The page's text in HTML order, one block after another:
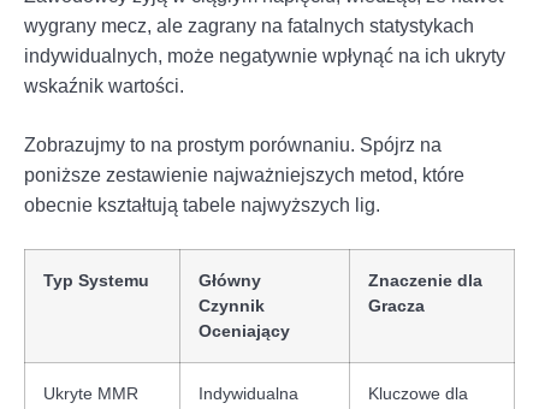
wygrany mecz, ale zagrany na fatalnych statystykach
indywidualnych, może negatywnie wpłynąć na ich ukryty
wskaźnik wartości.
Zobrazujmy to na prostym porównaniu. Spójrz na
poniższe zestawienie najważniejszych metod, które
obecnie kształtują tabele najwyższych lig.
Typ Systemu
Główny
Czynnik
Oceniający
Znaczenie dla
Gracza
Ukryte MMR
Indywidualna
Kluczowe dla